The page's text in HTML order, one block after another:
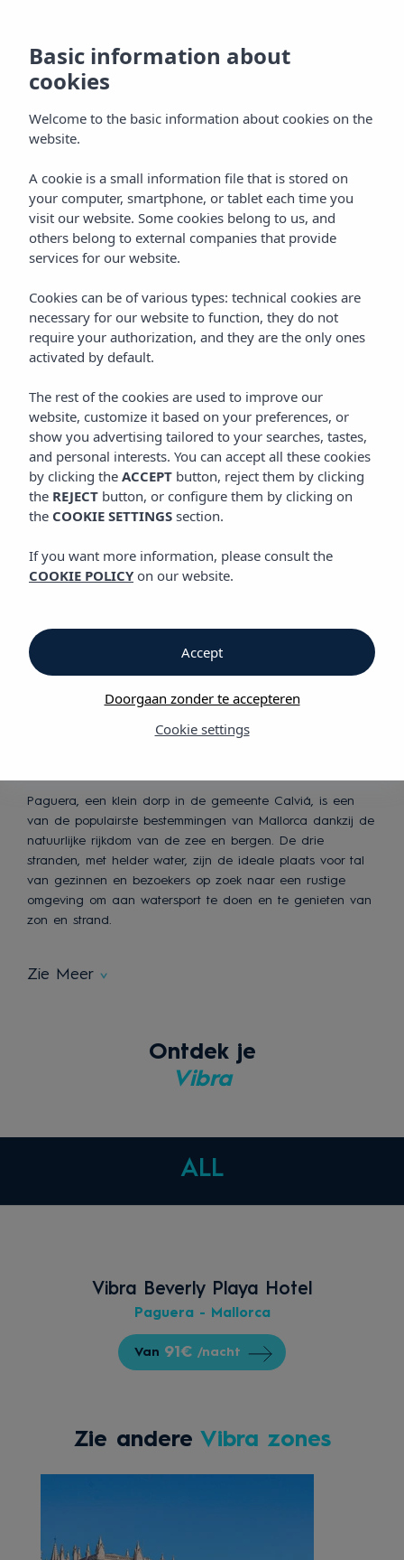
Paguera
Mallorca
Home Mallorca PAGUERA (CALVIA)
Ontdek onze hotels
in Paguera (Calvia)
onvergetelijke
vakantie
Paguera, een klein dorp in de gemeente Calviá, is een
van de populairste bestemmingen van Mallorca dankzij de
natuurlijke rijkdom van de zee en bergen. De drie
stranden, met helder water, zijn de ideale plaats voor tal
van gezinnen en bezoekers op zoek naar een rustige
omgeving om aan watersport te doen en te genieten van
zon en strand.
Zie Meer
Ontdek je
Vibra
ALL
Vibra Beverly Playa Hotel
Paguera - Mallorca
Van 91€ /nacht
Zie andere Vibra zones
Basic information about
cookies
Welcome to the basic information about cookies on the
website.
A cookie is a small information file that is stored on
your computer, smartphone, or tablet each time you
visit our website. Some cookies belong to us, and
others belong to external companies that provide
services for our website.
Cookies can be of various types: technical cookies are
necessary for our website to function, they do not
require your authorization, and they are the only ones
activated by default.
The rest of the cookies are used to improve our
website, customize it based on your preferences, or
show you advertising tailored to your searches, tastes,
and personal interests. You can accept all these cookies
by clicking the ACCEPT button, reject them by clicking
the REJECT button, or configure them by clicking on
the COOKIE SETTINGS section.
If you want more information, please consult the
COOKIE POLICY on our website.
Cookie settings
Doorgaan zonder te accepteren
Accept